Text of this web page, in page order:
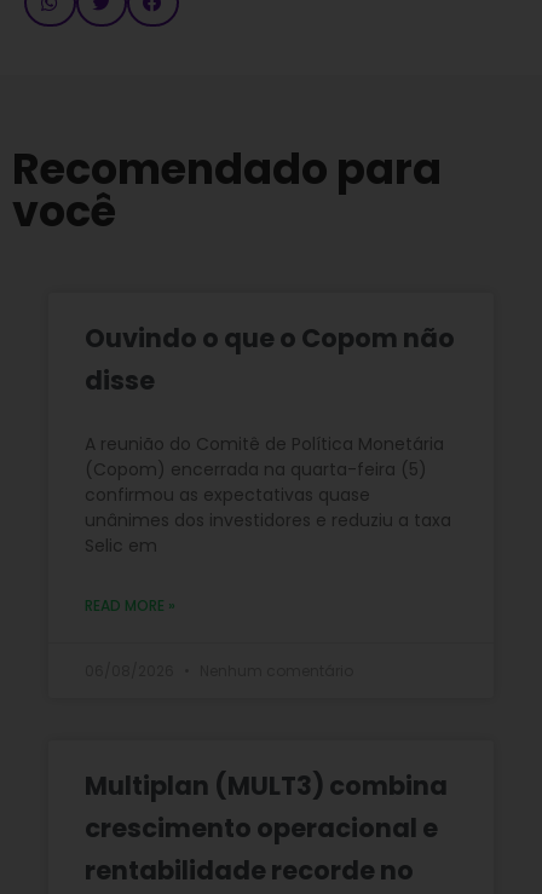
Recomendado para
você
Ouvindo o que o Copom não
disse
A reunião do Comitê de Política Monetária
(Copom) encerrada na quarta-feira (5)
confirmou as expectativas quase
unânimes dos investidores e reduziu a taxa
Selic em
READ MORE »
Multiplan (MULT3) combina
crescimento operacional e
rentabilidade recorde no